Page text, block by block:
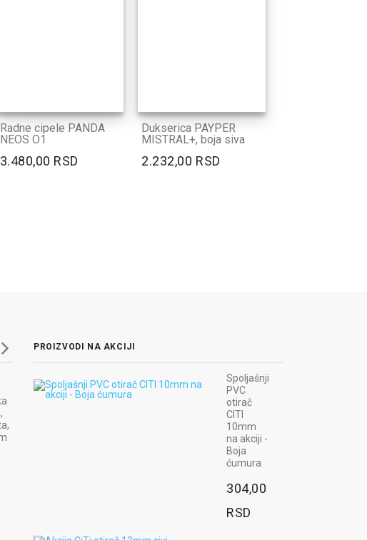
Radne cipele PANDA
NEOS O1
3.480,00 RSD
Dukserica PAYPER
MISTRAL+, boja siva
2.232,00 RSD
Radna bluza
MAX NEO -
boja plava
3.060,00
pravougaoni,
PROIZVODI NA AKCIJI
Spoljašnji
PVC
otirač
CITI
10mm
na akciji -
Boja
ćumura
304,00
RSD